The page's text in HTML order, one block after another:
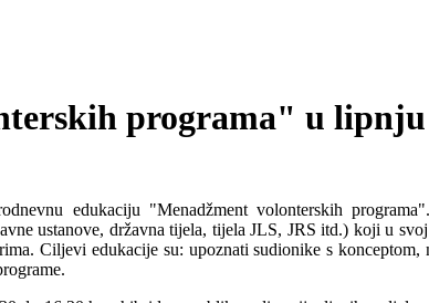
programa" u lipnju
edukaciju "Menadžment volonterskih
ustanove, državna tijela, tijela JLS, JRS itd.) koji u
Ciljevi edukacije su: upoznati sudionike s